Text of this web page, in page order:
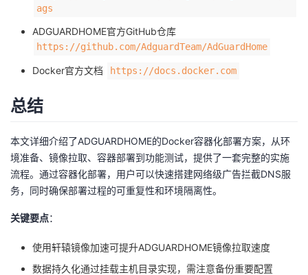
ags
ADGUARDHOME官方GitHub仓库
https://github.com/AdguardTeam/AdGuardHome
Docker官方文档 https://docs.docker.com
总结
本文详细介绍了ADGUARDHOME的Docker容器化部署方案，从环
境准备、镜像拉取、容器部署到功能测试，提供了一套完整的实施
流程。通过容器化部署，用户可以快速搭建网络级广告拦截DNS服
务，同时确保部署过程的可重复性和环境隔离性。
关键要点：
使用轩辕镜像加速可提升ADGUARDHOME镜像拉取速度
数据持久化通过挂载主机目录实现，需注意备份重要配置